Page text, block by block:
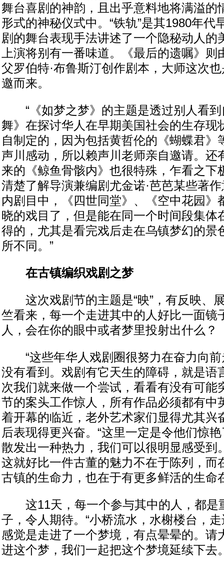
舞台喜剧的神韵，且出乎意料地将满溢的
形式的神秘仪式中。“铁轨”是其1980年代
剧的舞台表现手法讲述了一个隐秘动人的
上演将别有一番味道。《最后的遗嘱》则
父罗伯特·布鲁斯汀创作剧本，大师这次
邀而来。
“《如梦之梦》的主题是透过别人看到
舞》在探讨华人在早期美国社会的生存现
自制定的，因为包括黄哲伦的《蝴蝶君》
声川感动，所以赖声川老师亲自邀请。还
来的《鲸鱼骨骸内》也很特殊，乍看之下
清楚了解导演兼编剧尤金诺·芭芭某些著
内剧目中，《四世同堂》、《空中花园》
晓的戏目了，但是能在同一个时间段集体
得的，尤其是看完戏后走在乌镇梦幻的景
所不同。”
在古镇编织戏剧之梦
这次戏剧节的主题是“映”，有反映、
竺看来，每一个走进其中的人好比一面镜
人，会在你的眼中或者梦里投射出什么？
“这些年华人戏剧圈很努力在奋力向前
没有看到。戏剧有它天生的障碍，就是语
次我们就来做一个尝试，看看有没有可能
节的案头工作惊人，所有作品必须都有中
着开幕的临近，老外艺术家们显得尤其兴
后表现得更兴奋。“这里一定是令他们惊
散发出一种热力，我们可以很明显感受到
这就好比一件古董的魅力不在于陈列，而
古镇的生命力，也在于有更多鲜活的生命
这11天，每一个参与其中的人，都是
子，令人期待。“小桥流水，水榭楼台，
感觉是走进了一个梦境，有点晕晕的。请
进这个梦，我们一起把这个梦境延续下去